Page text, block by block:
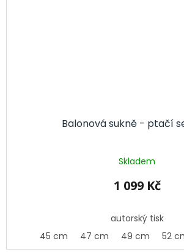
Balonová sukně - ptačí
Skladem
1 099 Kč
autorský tisk
45 cm
47 cm 49 cm 52